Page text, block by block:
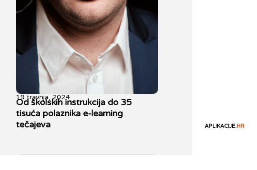
19 travnja, 2024
Od školskih instrukcija do 35
tisuća polaznika e-learning
tečajeva
APLIKACIJE.HR